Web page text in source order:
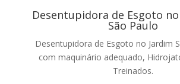
Desentupidora de Esgoto
São Paulo
Desentupidora de Esgoto no Jardim
com maquinário adequado,
Treinados.